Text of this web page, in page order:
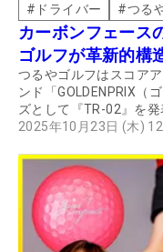
# ドライバー #つる
カーボンフェース
ゴルフが革新的構
つるやゴルフはスコア
ンド「GOLDENPRIX（
ズとして『TR-02』を
た今までにない新構造
による圧倒的な飛びを
2025年10月23日 (木)